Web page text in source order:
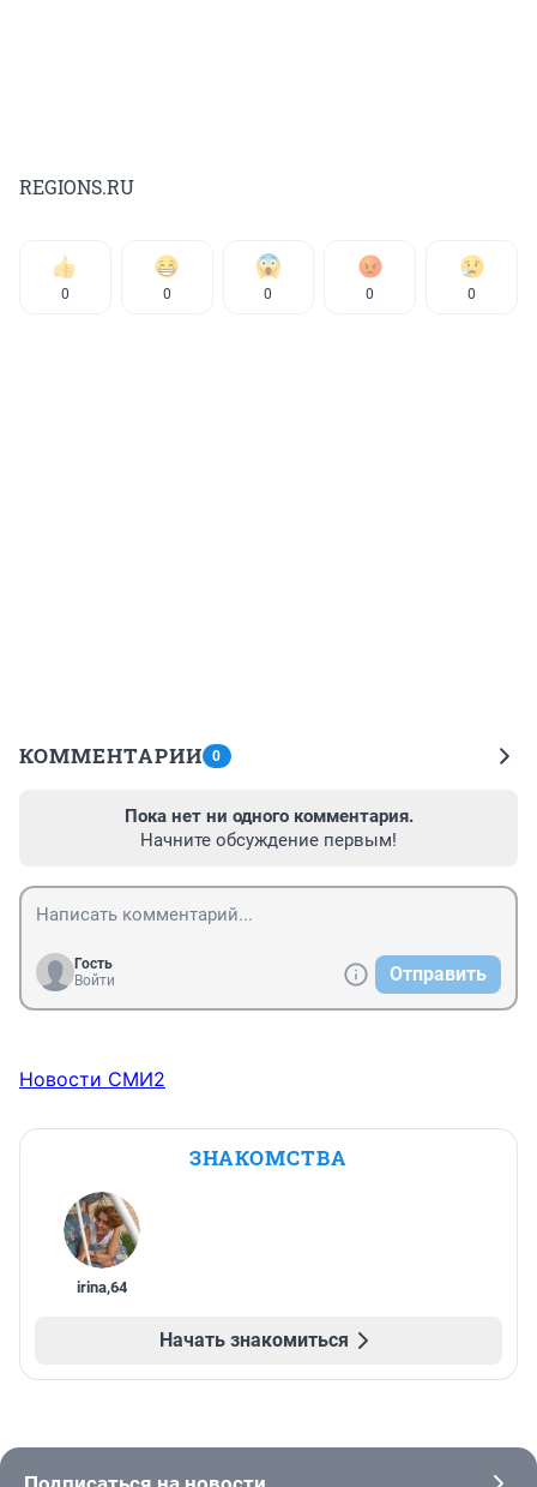
REGIONS.RU
0 0 0 0 0
КОММЕНТАРИИ 0
Пока нет ни одного комментария.
Начните обсуждение первым!
Гость
Войти
Отправить
Новости СМИ2
ЗНАКОМСТВА
irina,64
Начать знакомиться